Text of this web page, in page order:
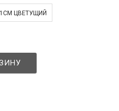
ЦВЕТУЩИЙ